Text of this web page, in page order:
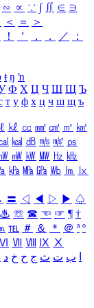
∽ ∝ ∵ ∫ ∬ ∈ ∋
＜ ＝
＞
！ ＇ ， ． ／
：
ŧ ŋ ŉ
Ф Х Ц Ч Ш Щ Ъ
т у ф х ц ч ш щ ъ
ℓ ㎘ ㏄ ㎣ ㎤ ㎥ ㎦
㎉ ㏈ ㎧ ㎨ ㎰
㎽ ㎾ ㎿ ㎐ ㎑
㎪ ㎫ ㎬ ㏝ ㏐
㏓
〓 ◁ ◀ ▷ ▶ ♤
♨ ☏ ☎ ☜ ☞ ¶ †
℡ ＃ ＆ ＊ ＠ ª º
Ⅵ Ⅶ Ⅷ Ⅸ Ⅹ
ب ت ث ج ح خ د